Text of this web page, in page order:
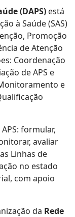
(DAPS) está
à Saúde (SAS)
Promoção
de Atenção
Coordenação
de APS e
e
formular,
avaliar
Linhas de
no estado
com apoio
da Rede